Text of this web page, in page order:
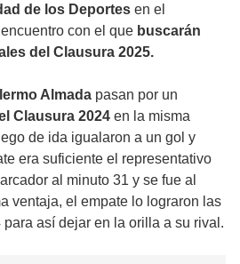
de los Deportes en el
encuentro con el que buscarán
del Clausura 2025.
Almada pasan por un
Clausura 2024 en la misma
de ida igualaron a un gol y
era suficiente el representativo
al minuto 31 y se fue al
ventaja, el empate lo lograron las
así dejar en la orilla a su rival.